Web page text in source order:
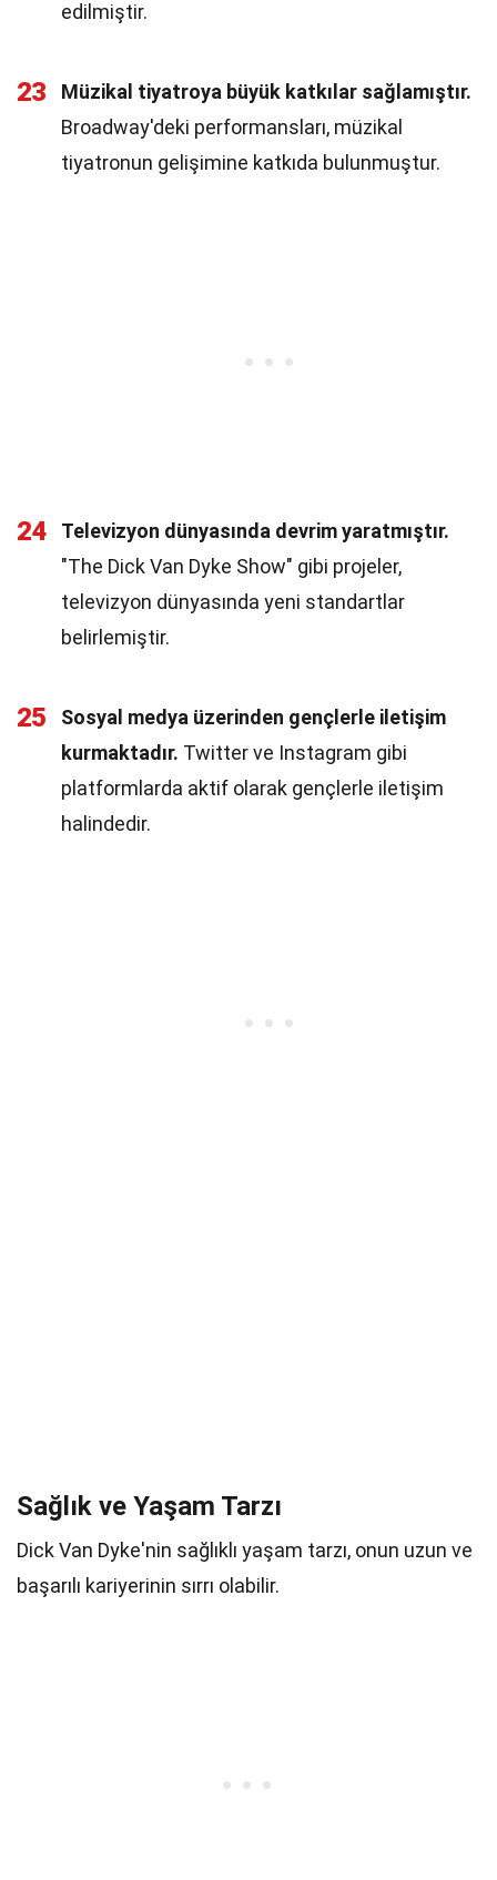
edilmiştir.
23
Müzikal tiyatroya büyük katkılar sağlamıştır.
Broadway'deki performansları, müzikal
tiyatronun gelişimine katkıda bulunmuştur.
24
Televizyon dünyasında devrim yaratmıştır.
"The Dick Van Dyke Show" gibi projeler,
televizyon dünyasında yeni standartlar
belirlemiştir.
25
Sosyal medya üzerinden gençlerle iletişim
kurmaktadır. Twitter ve Instagram gibi
platformlarda aktif olarak gençlerle iletişim
halindedir.
Sağlık ve Yaşam Tarzı
Dick Van Dyke'nin sağlıklı yaşam tarzı, onun uzun ve
başarılı kariyerinin sırrı olabilir.